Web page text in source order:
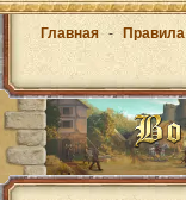
Главная - Правила